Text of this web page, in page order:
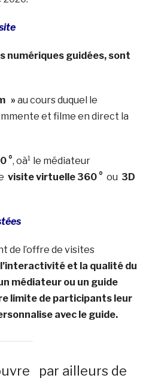
numériques guidées, sont
» au cours duquel le
et filme en direct la
°, oà¹ le médiateur
visite virtuelle 360 ° ou 3D
de l’offre de visites
l’interactivité et la qualité du
médiateur ou un guide
limite de participants leur
avec le guide.
par ailleurs de